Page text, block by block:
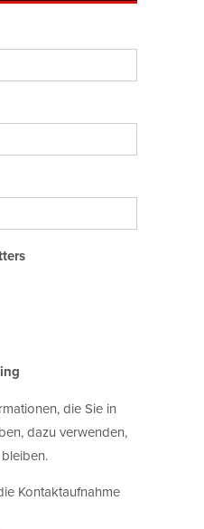
die Sie in
dazu verwenden,
Kontaktaufnahme